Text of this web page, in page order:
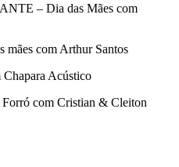
– Dia das Mães com
com Arthur Santos
Acústico
com Cristian & Cleiton